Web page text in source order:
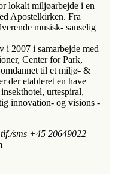
lokalt miljøarbejde i en
Apostelkirken. Fra
musisk- sanselig
i 2007 i samarbejde med
Center for Park,
til et miljø- &
der etableret en have
urtespiral,
innovation- og visions -
tlf./sms +45 20649022